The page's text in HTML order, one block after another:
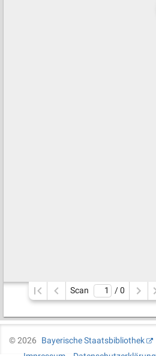
Scan / 0
©2026
Bayerische Staatsbibliothek